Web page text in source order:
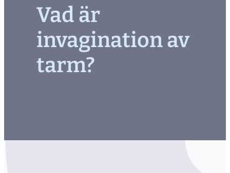
Vad är
invagination av
tarm?